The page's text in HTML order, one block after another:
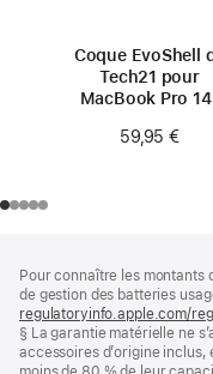
Coque EvoShell
Tech21 pour
MacBook Pro
59,95 €
de
page
de
bas
de
page
Pour connaître les
de gestion des batteries
regulatoryinfo.apple.com/
§ La garantie matérielle ne
accessoires d’origine